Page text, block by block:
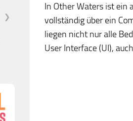
In Other Waters ist ein
vollständig über ein
liegen nicht nur alle
User Interface (UI),
❯